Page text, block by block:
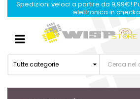
Spedizioni veloci a partire da 9,99€!
elettronica in
Tutte categorie
Toggle